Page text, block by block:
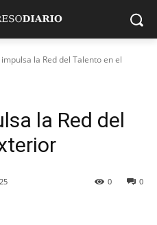
la Red del Talento en el
la Red del
0
0